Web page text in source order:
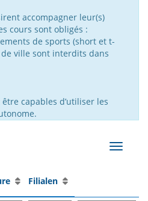
accompagner leur(s)
cours sont obligés :
de sports (short et t-
ville sont interdits dans
capables d’utiliser les
Filialen